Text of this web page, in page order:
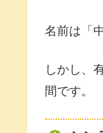
名前は「
しかし、
間です。